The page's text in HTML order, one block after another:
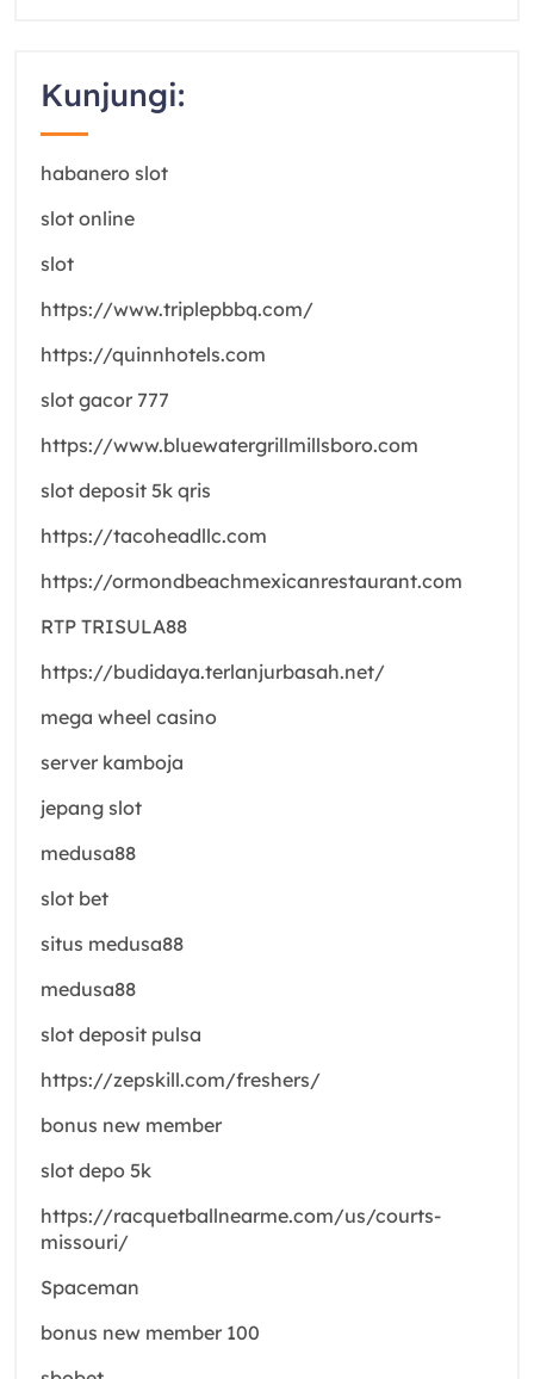
Kunjungi:
habanero slot
slot online
slot
https://www.triplepbbq.com/
https://quinnhotels.com
slot gacor 777
https://www.bluewatergrillmillsboro.com
slot deposit 5k qris
https://tacoheadllc.com
https://ormondbeachmexicanrestaurant.com
RTP TRISULA88
https://budidaya.terlanjurbasah.net/
mega wheel casino
server kamboja
jepang slot
medusa88
slot bet
situs medusa88
medusa88
slot deposit pulsa
https://zepskill.com/freshers/
bonus new member
slot depo 5k
https://racquetballnearme.com/us/courts-
missouri/
Spaceman
bonus new member 100